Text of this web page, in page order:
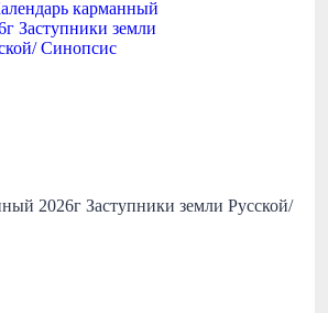
2026г Заступники земли Русской/